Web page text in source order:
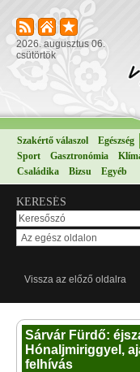
2026. augusztus 06.
csütörtök
Szakértő válaszol Egészség
Sport
Gasztronómia
Családika
Bizsu Egyéb
KERESÉS
Vissza az előző oldalra
Sárvár Fürdő:
Hónaljmiriggyel,
felhívás